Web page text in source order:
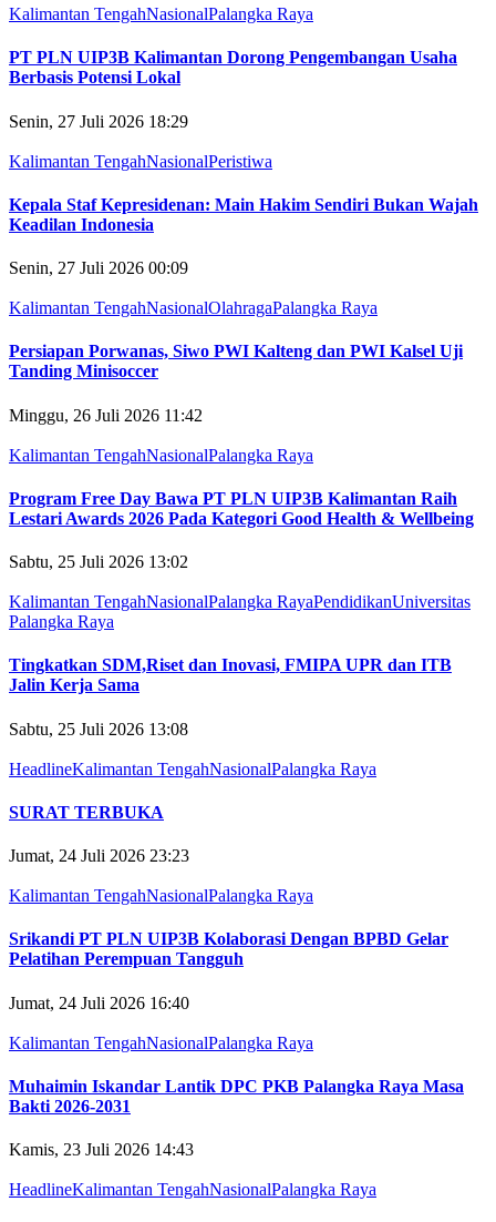
Kalimantan TengahNasionalPalangka Raya
PT PLN UIP3B Kalimantan Dorong Pengembangan Usaha
Berbasis Potensi Lokal
Senin, 27 Juli 2026 18:29
Kalimantan TengahNasionalPeristiwa
Kepala Staf Kepresidenan: Main Hakim Sendiri Bukan Wajah
Keadilan Indonesia
Senin, 27 Juli 2026 00:09
Kalimantan TengahNasionalOlahragaPalangka Raya
Persiapan Porwanas, Siwo PWI Kalteng dan PWI Kalsel Uji
Tanding Minisoccer
Minggu, 26 Juli 2026 11:42
Kalimantan TengahNasionalPalangka Raya
Program Free Day Bawa PT PLN UIP3B Kalimantan Raih
Lestari Awards 2026 Pada Kategori Good Health & Wellbeing
Sabtu, 25 Juli 2026 13:02
Kalimantan TengahNasionalPalangka RayaPendidikanUniversitas
Palangka Raya
Tingkatkan SDM,Riset dan Inovasi, FMIPA UPR dan ITB
Jalin Kerja Sama
Sabtu, 25 Juli 2026 13:08
HeadlineKalimantan TengahNasionalPalangka Raya
SURAT TERBUKA
Jumat, 24 Juli 2026 23:23
Kalimantan TengahNasionalPalangka Raya
Srikandi PT PLN UIP3B Kolaborasi Dengan BPBD Gelar
Pelatihan Perempuan Tangguh
Jumat, 24 Juli 2026 16:40
Kalimantan TengahNasionalPalangka Raya
Muhaimin Iskandar Lantik DPC PKB Palangka Raya Masa
Bakti 2026-2031
Kamis, 23 Juli 2026 14:43
HeadlineKalimantan TengahNasionalPalangka Raya